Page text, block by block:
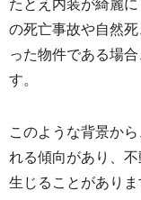
の死亡事故や自然死
った物件である場合
す。
このような背景から
れる傾向があり、
生じることがありま